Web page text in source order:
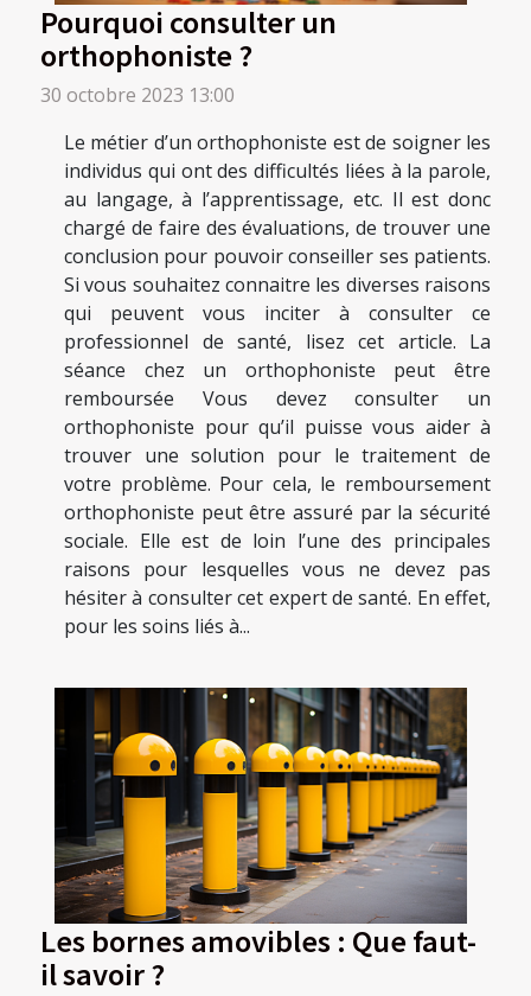
Pourquoi consulter un
orthophoniste ?
30 octobre 2023 13:00
Le métier d’un orthophoniste est de soigner les
individus qui ont des difficultés liées à la parole,
au langage, à l’apprentissage, etc. Il est donc
chargé de faire des évaluations, de trouver une
conclusion pour pouvoir conseiller ses patients.
Si vous souhaitez connaitre les diverses raisons
qui peuvent vous inciter à consulter ce
professionnel de santé, lisez cet article. La
séance chez un orthophoniste peut être
remboursée Vous devez consulter un
orthophoniste pour qu’il puisse vous aider à
trouver une solution pour le traitement de
votre problème. Pour cela, le remboursement
orthophoniste peut être assuré par la sécurité
sociale. Elle est de loin l’une des principales
raisons pour lesquelles vous ne devez pas
hésiter à consulter cet expert de santé. En effet,
pour les soins liés à...
Les bornes amovibles : Que faut-
il savoir ?